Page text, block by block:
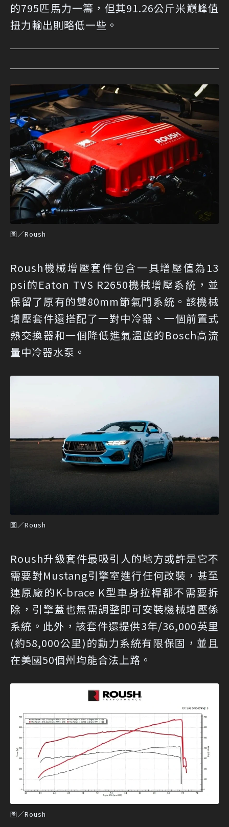
的795匹馬力一籌，但其91.26公斤米巔峰值
扭力輸出則略低一些。
圖／Roush
Roush機械增壓套件包含一具增壓值為13
psi的Eaton TVS R2650機械增壓系統，並
保留了原有的雙80mm節氣門系統。該機械
增壓套件還搭配了一對中冷器、一個前置式
熱交換器和一個降低進氣溫度的Bosch高流
量中冷器水泵。
圖／Roush
Roush升級套件最吸引人的地方或許是它不
需要對Mustang引擎室進行任何改裝，甚至
連原廠的K-brace K型車身拉桿都不需要拆
除，引擎蓋也無需調整即可安裝機械增壓係
系統。此外，該套件還提供3年/36,000英里
(約58,000公里)的動力系統有限保固，並且
在美國50個州均能合法上路。
圖／Roush